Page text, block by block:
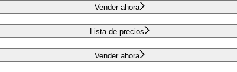
Vender ahora
Lista de precios
Vender ahora